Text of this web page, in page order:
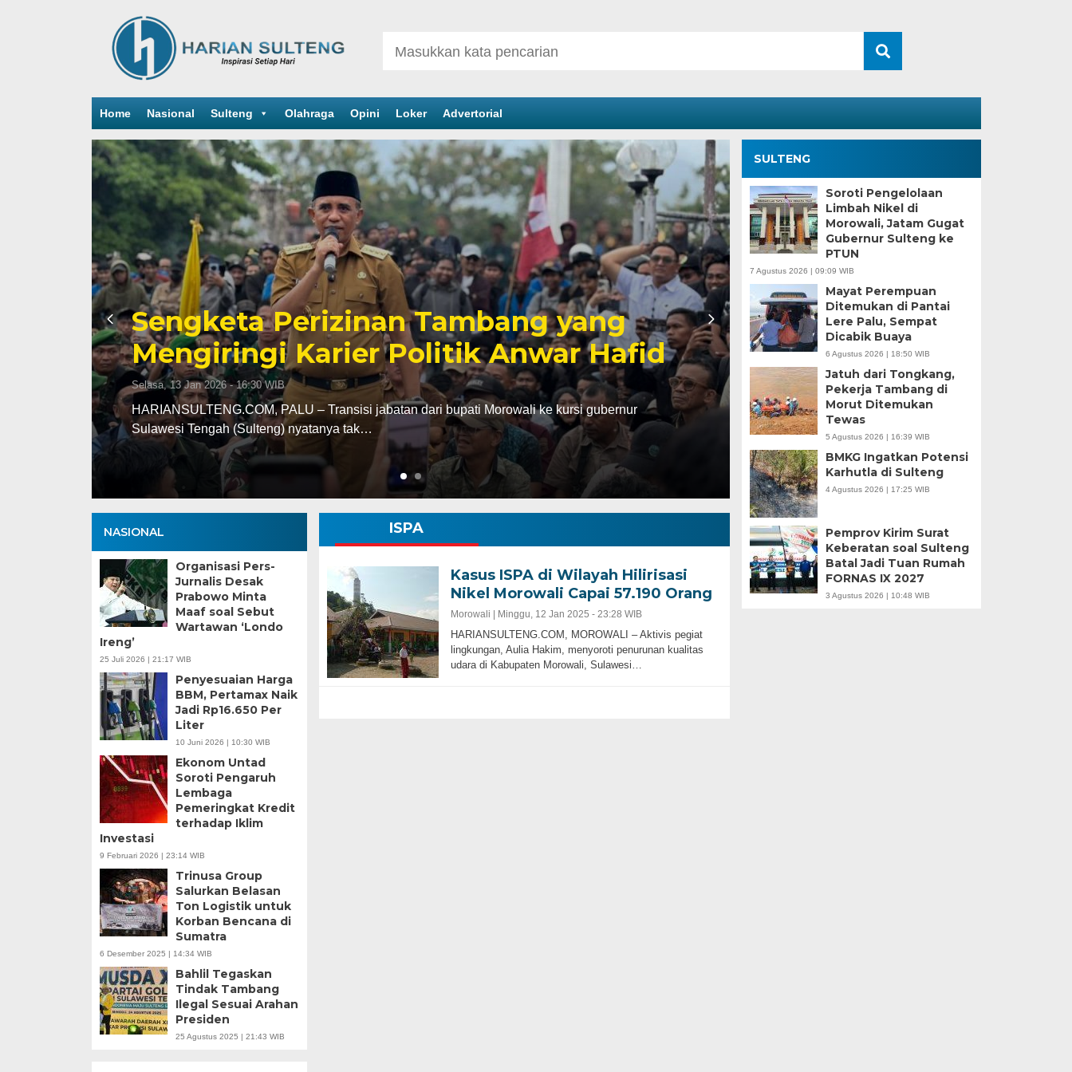
Home Nasional Sulteng Olahraga Opini Loker Advertorial
Sengketa Perizinan Tambang yang
Mengiringi Karier Politik Anwar Hafid
Selasa, 13 Jan 2026 - 16:30 WIB
HARIANSULTENG.COM, PALU – Transisi jabatan dari bupati Morowali ke kursi gubernur
Sulawesi Tengah (Sulteng) nyatanya tak…
Kesaksian Buruh
Industri Nikel di
Minggu, 5 Jan 2025 - 18:59 WIB
HARIANSULTENG.COM, MOROWALI – Industri
punggung ekspor nasional. Mantra hilirisasi terus…
NASIONAL
Organisasi Pers-
Jurnalis Desak
Prabowo Minta
Maaf soal Sebut
Wartawan ‘Londo
Ireng’
25 Juli 2026 | 21:17 WIB
Penyesuaian Harga
BBM, Pertamax Naik
Jadi Rp16.650 Per
Liter
10 Juni 2026 | 10:30 WIB
Ekonom Untad
Soroti Pengaruh
Lembaga
Pemeringkat Kredit
terhadap Iklim
Investasi
9 Februari 2026 | 23:14 WIB
Trinusa Group
Salurkan Belasan
Ton Logistik untuk
Korban Bencana di
Sumatra
6 Desember 2025 | 14:34 WIB
Bahlil Tegaskan
Tindak Tambang
Ilegal Sesuai Arahan
Presiden
25 Agustus 2025 | 21:43 WIB
ISPA
Kasus ISPA di Wilayah Hilirisasi
Nikel Morowali Capai 57.190 Orang
Morowali | Minggu, 12 Jan 2025 - 23:28 WIB
HARIANSULTENG.COM, MOROWALI – Aktivis pegiat
lingkungan, Aulia Hakim, menyoroti penurunan kualitas
udara di Kabupaten Morowali, Sulawesi…
SULTENG
Soroti Pengelolaan
Limbah Nikel di
Morowali, Jatam Gugat
Gubernur Sulteng ke
PTUN
7 Agustus 2026 | 09:09 WIB
Mayat Perempuan
Ditemukan di Pantai
Lere Palu, Sempat
Dicabik Buaya
6 Agustus 2026 | 18:50 WIB
Jatuh dari Tongkang,
Pekerja Tambang di
Morut Ditemukan
Tewas
5 Agustus 2026 | 16:39 WIB
BMKG Ingatkan Potensi
Karhutla di Sulteng
4 Agustus 2026 | 17:25 WIB
Pemprov Kirim Surat
Keberatan soal Sulteng
Batal Jadi Tuan Rumah
FORNAS IX 2027
3 Agustus 2026 | 10:48 WIB